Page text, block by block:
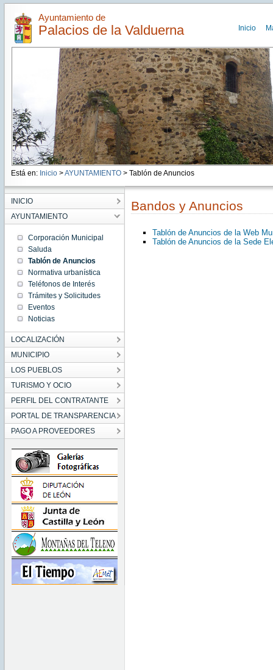
Ayuntamiento de
Palacios de la Valduerna Inicio
Está en: Inicio >AYUNTAMIENTO> Tablón de Anuncios
INICIO
AYUNTAMIENTO
Corporación Municipal
Saluda
Tablón de Anuncios
Normativa urbanística
Teléfonos de Interés
Trámites y Solicitudes
Eventos
Noticias
LOCALIZACIÓN
MUNICIPIO
LOS PUEBLOS
TURISMO Y OCIO
PERFIL DEL CONTRATANTE
PORTAL DE TRANSPARENCIA
PAGO A PROVEEDORES
Bandos y Anuncios
Tablón de Anuncios de la Web
Tablón de Anuncios de la Sede